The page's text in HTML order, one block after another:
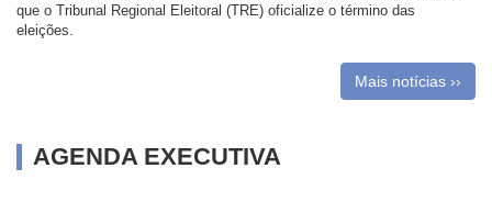
que o Tribunal Regional Eleitoral (TRE) oficialize o término das
eleições.
Mais notícias ››
AGENDA EXECUTIVA